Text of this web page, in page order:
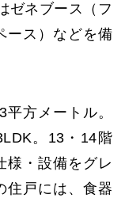
ゼネブース（フ
ース）などを備
方メートル。
。13・14階
様・設備をグレ
住戸には、食器